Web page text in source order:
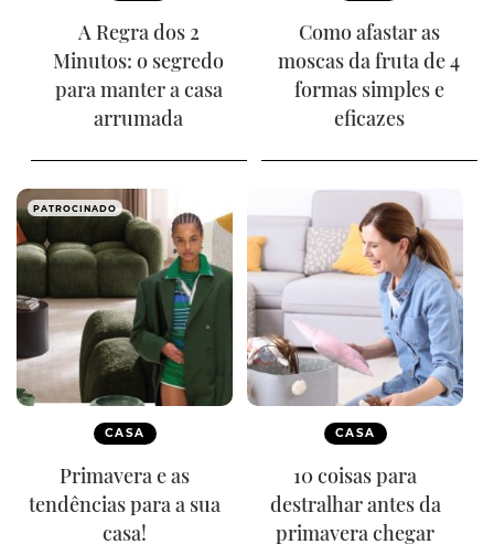
A Regra dos 2
Minutos: o segredo
para manter a casa
arrumada
Como afastar as
moscas da fruta de 4
formas simples e
eficazes
PATROCINADO
CASA
Primavera e as
tendências para a sua
casa!
CASA
10 coisas para
destralhar antes da
primavera chegar